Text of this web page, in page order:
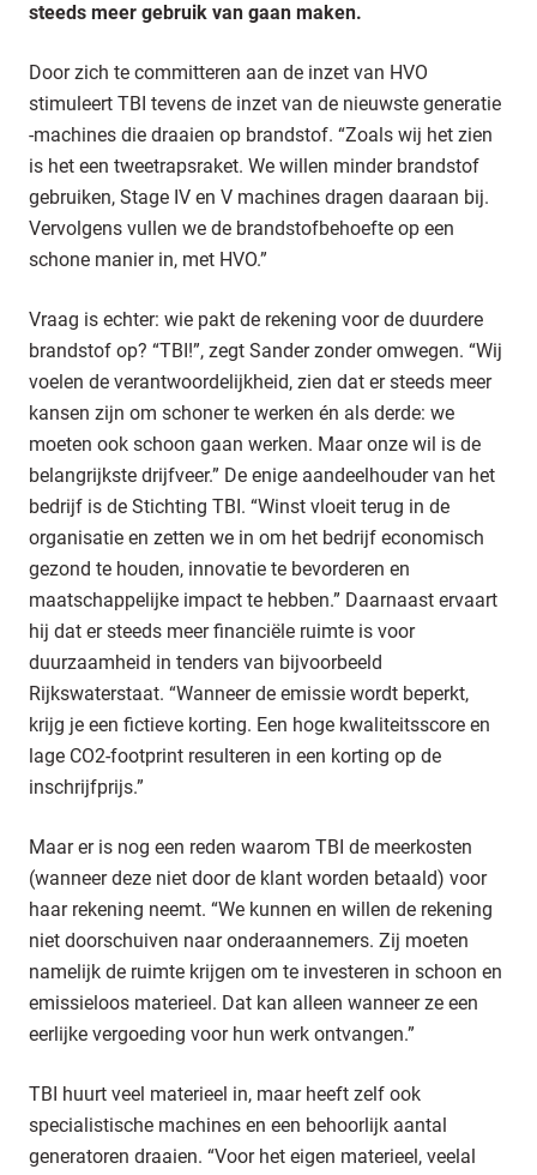
steeds meer gebruik van gaan maken.
Door zich te committeren aan de inzet van HVO
stimuleert TBI tevens de inzet van de nieuwste generatie
-machines die draaien op brandstof. “Zoals wij het zien
is het een tweetrapsraket. We willen minder brandstof
gebruiken, Stage IV en V machines dragen daaraan bij.
Vervolgens vullen we de brandstofbehoefte op een
schone manier in, met HVO.”
Vraag is echter: wie pakt de rekening voor de duurdere
brandstof op? “TBI!”, zegt Sander zonder omwegen. “Wij
voelen de verantwoordelijkheid, zien dat er steeds meer
kansen zijn om schoner te werken én als derde: we
moeten ook schoon gaan werken. Maar onze wil is de
belangrijkste drijfveer.” De enige aandeelhouder van het
bedrijf is de Stichting TBI. “Winst vloeit terug in de
organisatie en zetten we in om het bedrijf economisch
gezond te houden, innovatie te bevorderen en
maatschappelijke impact te hebben.” Daarnaast ervaart
hij dat er steeds meer financiële ruimte is voor
duurzaamheid in tenders van bijvoorbeeld
Rijkswaterstaat. “Wanneer de emissie wordt beperkt,
krijg je een fictieve korting. Een hoge kwaliteitsscore en
lage CO2-footprint resulteren in een korting op de
inschrijfprijs.”
Maar er is nog een reden waarom TBI de meerkosten
(wanneer deze niet door de klant worden betaald) voor
haar rekening neemt. “We kunnen en willen de rekening
niet doorschuiven naar onderaannemers. Zij moeten
namelijk de ruimte krijgen om te investeren in schoon en
emissieloos materieel. Dat kan alleen wanneer ze een
eerlijke vergoeding voor hun werk ontvangen.”
TBI huurt veel materieel in, maar heeft zelf ook
specialistische machines en een behoorlijk aantal
generatoren draaien. “Voor het eigen materieel, veelal